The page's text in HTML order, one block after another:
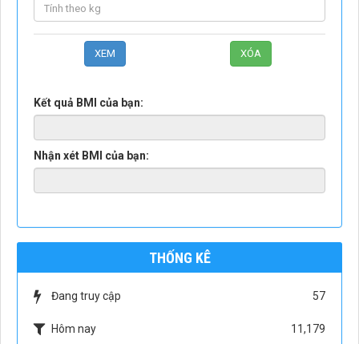
Kết quả BMI của bạn:
Nhận xét BMI của bạn:
THỐNG KÊ
Đang truy cập 57
Hôm nay
11,179